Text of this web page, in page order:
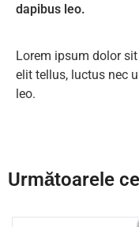
dapibus leo.
Lorem ipsum dolor
elit tellus, luctus nec
leo.
Următoarele